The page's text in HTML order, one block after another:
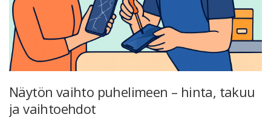
Näytön vaihto puhelimeen – hinta, takuu
ja vaihtoehdot